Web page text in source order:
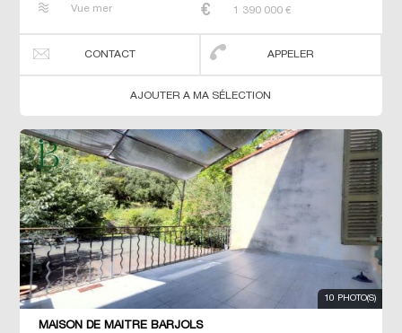
Vue mer
1 390 000 €
CONTACT APPELER
AJOUTER A MA SÉLECTION
10 PHOTO(S)
MAISON DE MAÎTRE BARJOLS